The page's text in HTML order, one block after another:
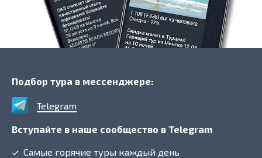
Подбор тура в мессенджере:
Telegram
Вступайте в наше сообщество в Telegram
Самые горячие туры каждый день